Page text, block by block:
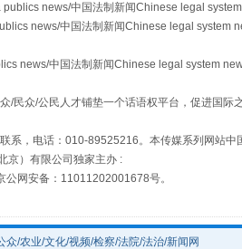
news/中国法制新闻Chinese legal
news/中国法制新闻Chinese legal system
news/中国法制新闻Chinese legal system
民众/公民人才铺垫一个话语权平台，促进国际
系，电话：010-89525216。本传媒系列网站中
京）有限公司独家主办 :
网安备：11011202001678号。
众/农业/文化/视频/检察/法院/法治/新闻网